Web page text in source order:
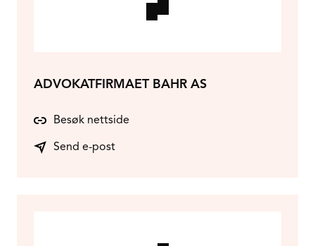
ADVOKATFIRMAET BAHR AS
Besøk nettside
Send e-post